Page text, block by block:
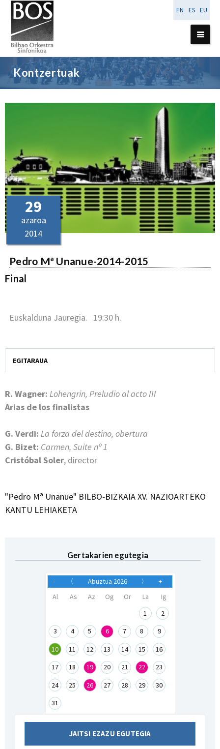
EN ES EU
Kontzertuak
Pedro Mª Unanue-2014-2015
Final
29
azaroa
2014
Euskalduna Jauregia. 19:30 h.
EGITARAUA
R. Wagner: Lohengrin, Preludio al acto III
Arias de los finalistas
G. Verdi: La forza del destino, obertura
G. Bizet: Carmen, Suite nº 1
Cristóbal Soler, director
"Pedro Mª Unanue" BILBO-BIZKAIA XV. NAZIOARTEKO
KANTU LEHIAKETA
Gertakarien egutegia
- 〈 Abuztua 2026 〉
+
Al
As Az Og Or La
Ig
1
2
3 4 5 6 7 8 9
10 11 12 13 14 15 16
17 18 19 20 21 22 23
24 25 26 27 28 29 30
31
JAITSI EZAZU EGUTEGIA